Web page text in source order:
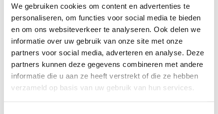
We gebruiken cookies om content en advertenties te
personaliseren, om functies voor social media te bieden
en om ons websiteverkeer te analyseren. Ook delen we
informatie over uw gebruik van onze site met onze
partners voor social media, adverteren en analyse. Deze
partners kunnen deze gegevens combineren met andere
informatie die u aan ze heeft verstrekt of die ze hebben
verzameld op basis van uw gebruik van hun services.
bestaan. Verder komt er een faunapassage, een
oversteekplaats voor dieren. De prachtige oude
kastanjeboom blijft behouden. Er komt ook een
bankje met uitzicht op de Wold Aa.
Het ontwerp van de nieuwe brug is gebaseerd op
het landgoed van Commissaris de Vos van
Steenwijk, bij kasteel De Gelder in Wijhe.